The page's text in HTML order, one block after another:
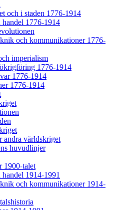
och i staden 1776-1914
1776-1914
och kommunikationer 1776-
imperialism
1776-1914
1776-1914
1776-1914
andra världskriget
huvudlinjer
1900-talet
1914-1991
och kommunikationer 1914-